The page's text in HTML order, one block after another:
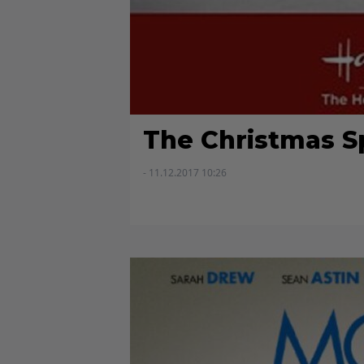
The Christmas
- 11.12.2017 10:26